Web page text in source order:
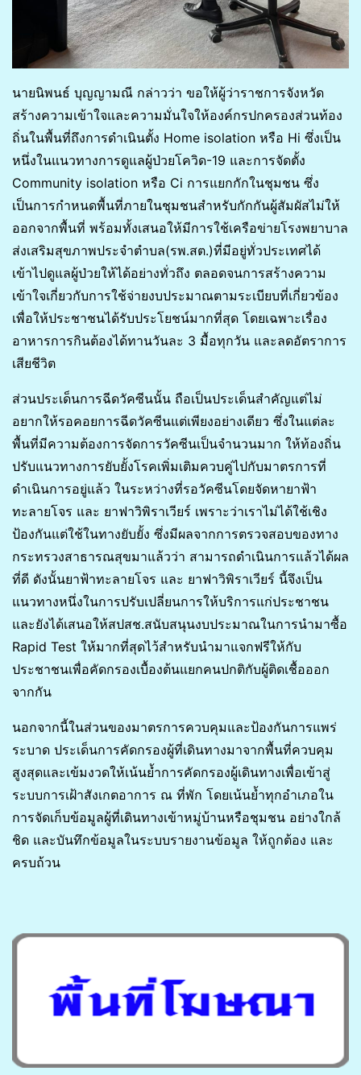
นายนิพนธ์ บุญญามณี กล่าวว่า ขอให้ผู้ว่าราชการจังหวัด
สร้างความเข้าใจและความมั่นใจให้องค์กรปกครองส่วนท้อง
ถิ่นในพื้นที่ถึงการดำเนินตั้ง Home isolation หรือ Hi ซึ่งเป็น
หนึ่งในแนวทางการดูแลผู้ป่วยโควิด-19 และการจัดตั้ง
Community isolation หรือ Ci การแยกกักในชุมชน ซึ่ง
เป็นการกำหนดพื้นที่ภายในชุมชนสำหรับกักกันผู้สัมผัสไม่ให้
ออกจากพื้นที่ พร้อมทั้งเสนอให้มีการใช้เครือข่ายโรงพยาบาล
ส่งเสริมสุขภาพประจำตำบล(รพ.สต.)ที่มีอยู่ทั่วประเทศได้
เข้าไปดูแลผู้ป่วยให้ได้อย่างทั่วถึง ตลอดจนการสร้างความ
เข้าใจเกี่ยวกับการใช้จ่ายงบประมาณตามระเบียบที่เกี่ยวข้อง
เพื่อให้ประชาชนได้รับประโยชน์มากที่สุด โดยเฉพาะเรื่อง
อาหารการกินต้องได้ทานวันละ 3 มื้อทุกวัน และลดอัตราการ
เสียชีวิต
ส่วนประเด็นการฉีดวัคซีนนั้น ถือเป็นประเด็นสำคัญแต่ไม่
อยากให้รอคอยการฉีดวัคซีนแต่เพียงอย่างเดียว ซึ่งในแต่ละ
พื้นที่มีความต้องการจัดการวัคซีนเป็นจำนวนมาก ให้ท้องถิ่น
ปรับแนวทางการยับยั้งโรคเพิ่มเติมควบคู่ไปกับมาตรการที่
ดำเนินการอยู่แล้ว ในระหว่างที่รอวัคซีนโดยจัดหายาฟ้า
ทะลายโจร และ ยาฟาวิพิราเวียร์ เพราะว่าเราไม่ได้ใช้เชิง
ป้องกันแต่ใช้ในทางยับยั้ง ซึ่งมีผลจากการตรวจสอบของทาง
กระทรวงสาธารณสุขมาแล้วว่า สามารถดำเนินการแล้วได้ผล
ที่ดี ดังนั้นยาฟ้าทะลายโจร และ ยาฟาวิพิราเวียร์ นี้จึงเป็น
แนวทางหนึ่งในการปรับเปลี่ยนการให้บริการแก่ประชาชน
และยังได้เสนอให้สปสช.สนับสนุนงบประมาณในการนำมาซื้อ
Rapid Test ให้มากที่สุดไว้สำหรับนำมาแจกฟรีให้กับ
ประชาชนเพื่อคัดกรองเบื้องต้นแยกคนปกติกับผู้ติดเชื้อออก
จากกัน
นอกจากนี้ในส่วนของมาตรการควบคุมและป้องกันการแพร่
ระบาด ประเด็นการคัดกรองผู้ที่เดินทางมาจากพื้นที่ควบคุม
สูงสุดและเข้มงวดให้เน้นย้ำการคัดกรองผู้เดินทางเพื่อเข้าสู่
ระบบการเฝ้าสังเกตอาการ ณ ที่พัก โดยเน้นย้ำทุกอำเภอใน
การจัดเก็บข้อมูลผู้ที่เดินทางเข้าหมู่บ้านหรือชุมชน อย่างใกล้
ชิด และบันทึกข้อมูลในระบบรายงานข้อมูล ให้ถูกต้อง และ
ครบถ้วน